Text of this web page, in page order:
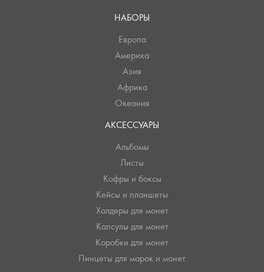
НАБОРЫ
Европа
Америка
Азия
Африка
Океания
АКСЕССУАРЫ
Альбомы
Листы
Кофры и боксы
Кейсы и планшеты
Холдеры для монет
Капсулы для монет
Коробки для монет
Пинцеты для марок и монет